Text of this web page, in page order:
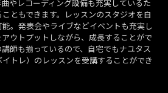
やレコーディング設備も充実しているた
ともできます。レッスンのスタジオを自
。発表会やライブなどイベントも充実し
ウトプットしながら、成長することがで
師も揃っているので、自宅でもナユタス
トレ）のレッスンを受講することができ